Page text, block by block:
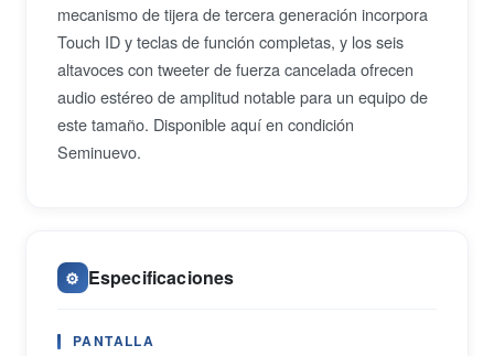
mecanismo de tijera de tercera generación incorpora
Touch ID y teclas de función completas, y los seis
altavoces con tweeter de fuerza cancelada ofrecen
audio estéreo de amplitud notable para un equipo de
este tamaño. Disponible aquí en condición
Seminuevo.
⚙️ Especificaciones
PANTALLA